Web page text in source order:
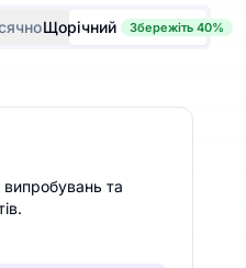
Щорічний Збережіть 40%
та